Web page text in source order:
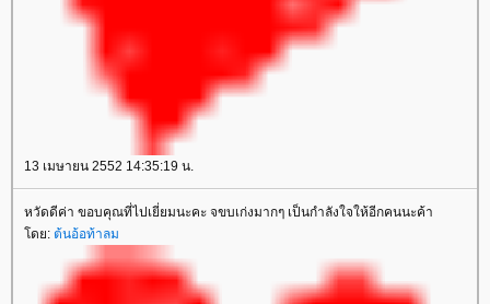
13 เมษายน 2552 14:35:19 น.
หวัดดีค่า ขอบคุณที่ไปเยี่ยมนะคะ จขบเก่งมากๆ เป็นกำลังใจให้อีกคนนะค้า
ดย: ต้นอ้อท้าลม